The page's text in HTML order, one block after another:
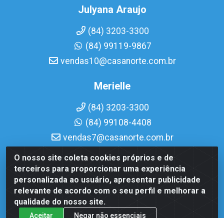
O nosso site coleta cookies próprios e de
terceiros para proporcionar uma experiência
personalizada ao usuário, apresentar publicidade
relevante de acordo com o seu perfil e melhorar a
qualidade do nosso site.
Aceitar Negar não essenciais
Julyana Araujo
(84) 3203-3300
(84) 99119-9867
vendas10@casanorte.com.br
Merielle
(84) 3203-3300
(84) 99108-4408
vendas7@casanorte.com.br
Casa Norte LTDA - Av. Interventor Mário Câmara, 1815 -
Dix-Sept Rosado, Natal/RN - CEP 59054-600 - CNPJ
08.713.513/0001-51